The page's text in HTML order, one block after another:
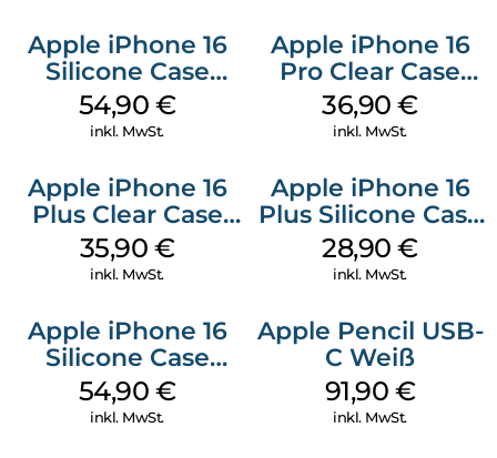
Apple iPhone 16
Silicone Case
MagSafe Lake
Green
54,90 €
inkl. MwSt.
Apple iPhone 16
Pro Clear Case
MagSafe
Transparent
36,90€
inkl. MwSt.
Apple iPhone 16
Plus Clear Case
MagSafe
Transparent
35,90 €
inkl. MwSt.
Apple iPhone 16
Plus Silicone Case
MagSafe Black
28,90€
inkl. MwSt.
Apple iPhone 16
Silicone Case
MagSafe Black
54,90 €
inkl. MwSt.
Apple Pencil USB-
C Weiß
91,90 €
inkl. MwSt.